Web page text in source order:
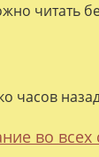
читать
часов
во всех